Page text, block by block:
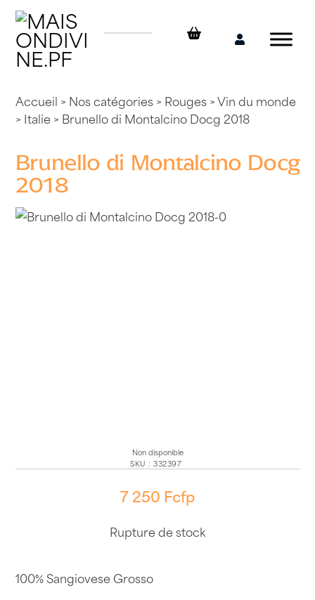
Skip
content
Mon
Accueil > Nos catégories> Rouges>Vin du monde
> Italie > Brunello di Montalcino Docg 2018
Brunello di Montalcino Docg
2018
Non disponible
SKU : 332397
7 250 Fcfp
Rupture de stock
100% Sangiovese Grosso